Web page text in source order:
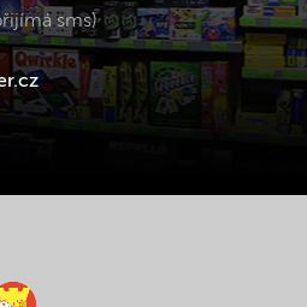
sms)